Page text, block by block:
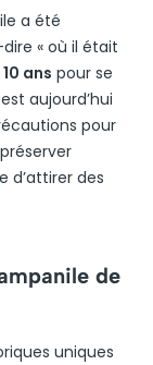
a été
« où il était
10 ans pour se
aujourd’hui
pour
d’attirer des
de
uniques